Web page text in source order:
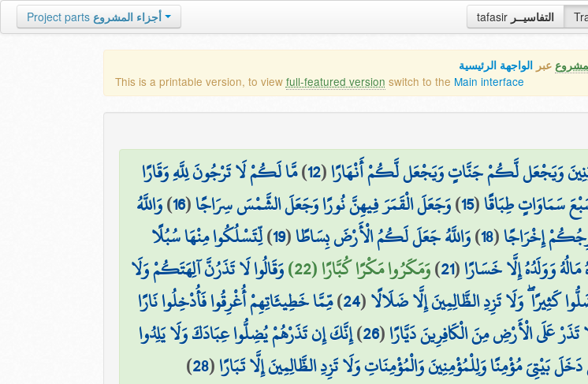
tafasir التفاسيــر Project parts أجزاء المشروع
عبر الواجهة الرئيسية
This is a printable version, to view full-featured version switch to the Main interface
وَيَجْعَل لَّكُمْ جَنَّاتٍ وَيَجْعَل لَّكُمْ أَنْهَارًا(
12
)مَّا لَكُمْ لَا تَرْجُونَ لِلَّهِ وَقَارًا
سَمَاوَاتٍ طِبَاقًا(
15
)وَجَعَلَ الْقَمَرَ فِيهِنَّ نُورًا وَجَعَلَ الشَّمْسَ سِرَاجًا(
16
)وَاللَّهُ
إِخْرَاجًا(
18
)وَاللَّهُ جَعَلَ لَكُمُ الْأَرْضَ بِسَاطًا(
19
)لِّتَسْلُكُوا مِنْهَا سُبُلًا
وَوَلَدُهُ إِلَّا خَسَارًا(
21
)وَمَكَرُوا مَكْرًا كُبَّارًا (22)
وَقَالُوا لَا تَذَرُنَّ آلِهَتَكُمْ وَلَا
كَثِيرًا ۖ وَلَا تَزِدِ الظَّالِمِينَ إِلَّا ضَلَالًا(
24
)مِّمَّا خَطِيئَاتِهِمْ أُغْرِقُوا فَأُدْخِلُوا نَارًا
عَلَى الْأَرْضِ مِنَ الْكَافِرِينَ دَيَّارًا(
26
)إِنَّكَ إِن تَذَرْهُمْ يُضِلُّوا عِبَادَكَ وَلَا يَلِدُوا
بَيْتِيَ مُؤْمِنًا وَلِلْمُؤْمِنِينَ وَالْمُؤْمِنَاتِ وَلَا تَزِدِ الظَّالِمِينَ إِلَّا تَبَارًا(
28
)